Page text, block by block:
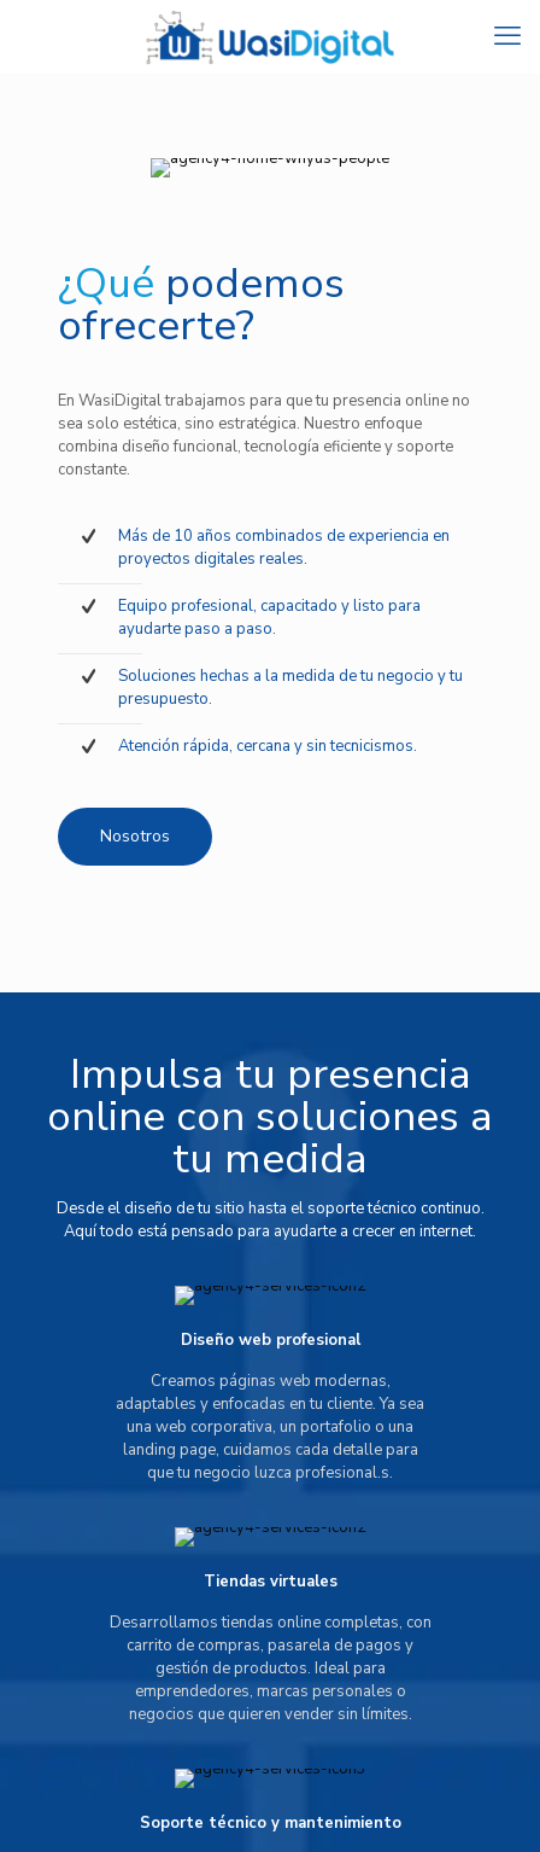
¿Qué podemos
ofrecerte?
En WasiDigital trabajamos para que tu presencia online no
sea solo estética, sino estratégica. Nuestro enfoque
combina diseño funcional, tecnología eficiente y soporte
constante.
Más de 10 años combinados de experiencia en
proyectos digitales reales.
Equipo profesional, capacitado y listo para
ayudarte paso a paso.
Soluciones hechas a la medida de tu negocio y tu
presupuesto.
Atención rápida, cercana y sin tecnicismos.
Nosotros
Impulsa tu presencia
online con soluciones a
tu medida
Desde el diseño de tu sitio hasta el soporte técnico continuo.
Aquí todo está pensado para ayudarte a crecer en internet.
Diseño web profesional
Creamos páginas web modernas,
adaptables y enfocadas en tu cliente. Ya sea
una web corporativa, un portafolio o una
landing page, cuidamos cada detalle para
que tu negocio luzca profesional.s.
Tiendas virtuales
Desarrollamos tiendas online completas, con
carrito de compras, pasarela de pagos y
gestión de productos. Ideal para
emprendedores, marcas personales o
negocios que quieren vender sin límites.
Soporte técnico y mantenimiento